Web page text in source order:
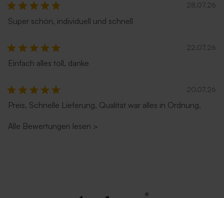
28.07.26
Super schön, individuell und schnell
22.07.26
Einfach alles toll, danke
20.07.26
Preis, Schnelle Lieferung, Qualität war alles in Ordnung.
Alle Bewertungen lesen >